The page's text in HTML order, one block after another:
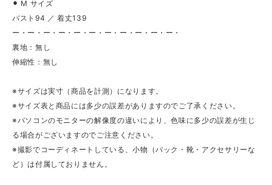
⚫︎ M サイズ
バスト94 ／ 着丈139
ー・ー・ー・ー・ー・ー・ー・ー・ー・ー・ー・
裏地：無し
伸縮性：無し
※サイズは実寸（商品を計測）になります。
※サイズ表と商品には多少の誤差がありますのでご了承ください。
※パソコンのモニターの解像度の違いにより、色味に多少の誤差が生じ
る場合がございますのでご注意ください。
※撮影でコーディネートしている、小物（バック・靴・アクセサリーな
ど）は付属しておりません。